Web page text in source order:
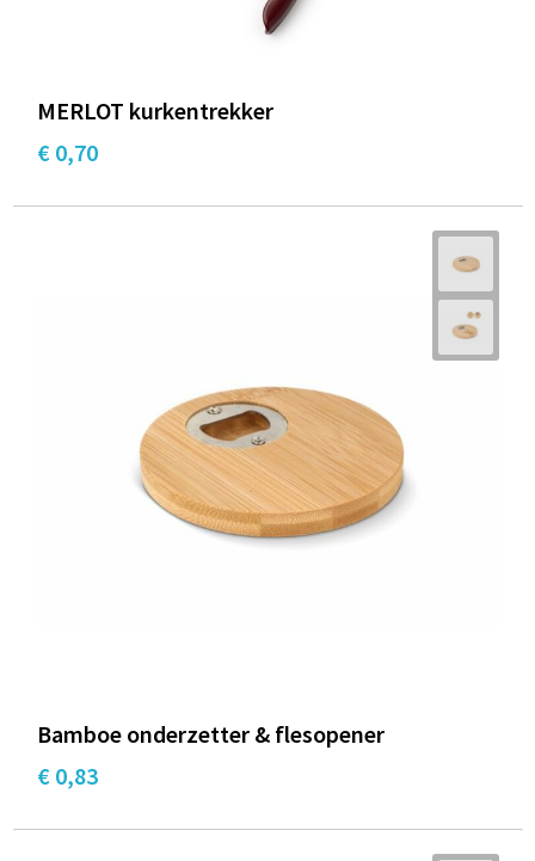
MERLOT kurkentrekker
€ 0,70
Bamboe onderzetter & flesopener
€ 0,83